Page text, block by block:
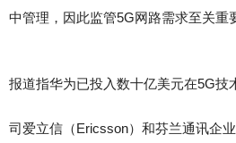
中管理，因此监管5G网路需求至关重
报道指华为已投入数十亿美元在5G技
司爱立信（Ericsson）和芬兰通讯企